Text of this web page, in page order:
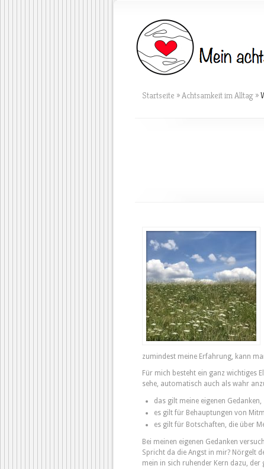
Startseite »Achtsamkeit im Alltag »
zumindest meine Erfahrung, kann
Für mich besteht ein ganz wichtiges
sehe, automatisch auch als wahr
das gilt meine eigenen Gedanken,
es gilt für Behauptungen von
es gilt für Botschaften, die über
Bei meinen eigenen Gedanken
Spricht da die Angst in mir? Nörgelt
mein in sich ruhender Kern dazu,